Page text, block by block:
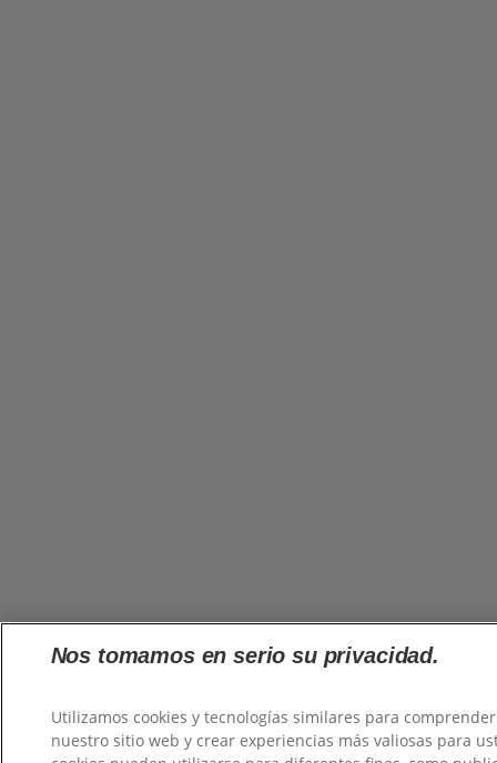
Nos tomamos en serio su privacidad.
Utilizamos cookies y tecnologías similares para
nuestro sitio web y crear experiencias más valiosas para